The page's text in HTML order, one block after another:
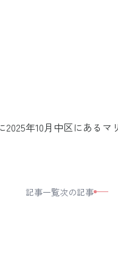
年10月中区にあるマ
記事一覧次の記事